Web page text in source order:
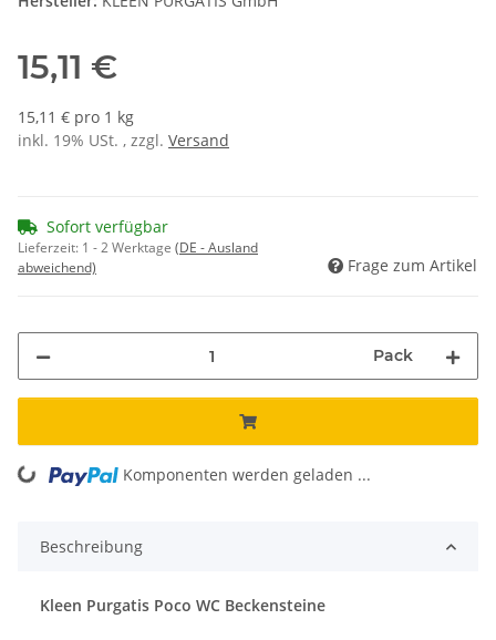
15,11 €
15,11 € pro 1 kg
inkl. 19% USt. , zzgl. Versand
Sofort verfügbar
Lieferzeit: 1 - 2 Werktage (DE - Ausland
abweichend)
Frage zum Artikel
Pack
Komponenten werden geladen ...
Beschreibung
Kleen Purgatis Poco WC Beckensteine